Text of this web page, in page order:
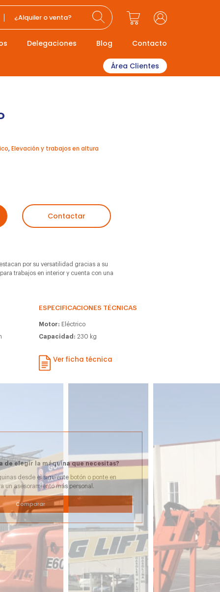
¿Alquiler o venta?
Delegaciones Blog Contacto
Área Clientes
,Elevación y trabajos en altura
Contactar
por su versatilidad gracias a su
trabajos en interior y cuenta con una
ESPECIFICACIONES TÉCNICAS
Motor: Eléctrico
Capacidad:230 kg
Ver ficha técnica
de elegir la máquina que necesitas?
desde el siguiente botón o ponte en
un asesoramiento más personal.
Comparar